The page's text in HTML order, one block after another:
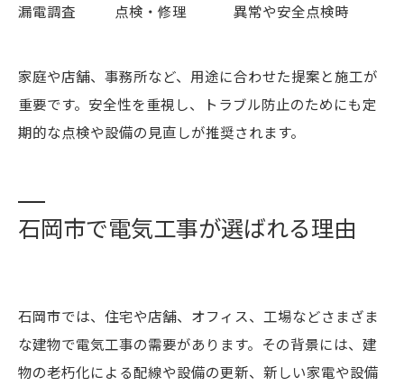
漏電調査
点検・修理 異常や安全点検時
家庭や店舗、事務所など、用途に合わせた提案と施工が
重要です。安全性を重視し、トラブル防止のためにも定
期的な点検や設備の見直しが推奨されます。
石岡市で電気工事が選ばれる理由
石岡市では、住宅や店舗、オフィス、工場などさまざま
な建物で電気工事の需要があります。その背景には、建
物の老朽化による配線や設備の更新、新しい家電や設備